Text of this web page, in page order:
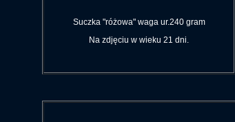
Suczka "różowa" waga ur.240 gram
Na zdjęciu w wieku 21 dni.